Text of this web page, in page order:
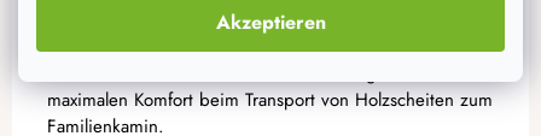
Akzeptieren
Weidenkorb für Holz abgerundet dunkel
maximalen Komfort beim Transport von Holzscheiten zum
Familienkamin.